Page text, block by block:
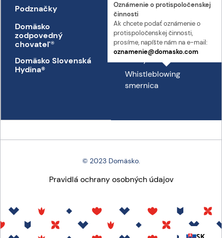
Podznačky
Domäsko
zodpovedný
chovateľ®
Domäsko Slovenská
Hydina®
Kontakt
Kontakt
Prepravný poriadok
Oznámenie o proti­spoločenskej
činnosti
Ak chcete podať oznámenie o
proti­spoločenskej činnosti,
prosíme, napíšte nám na e-mail:
oznamenie@domasko.com
Whistleblowing
smernica
© 2023 Domäsko.
Pravidlá ochrany osobných údajov
SK